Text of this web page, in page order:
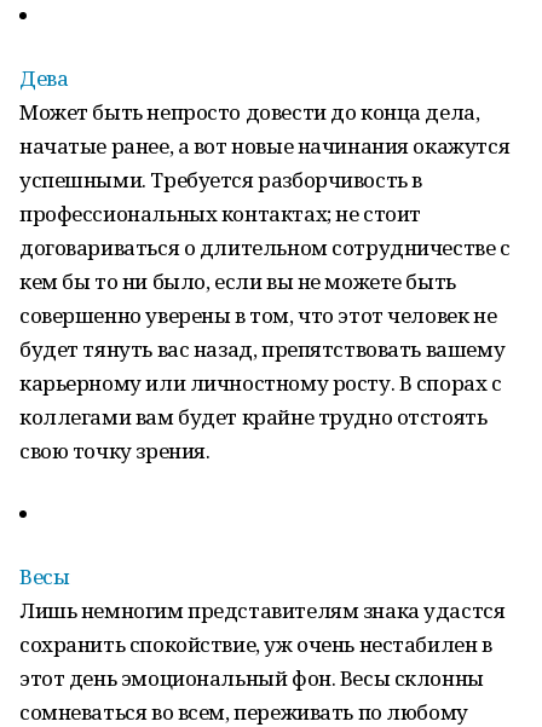
Дева
Может быть непросто довести до конца дела,
начатые ранее, а вот новые начинания окажутся
успешными. Требуется разборчивость в
профессиональных контактах; не стоит
договариваться о длительном сотрудничестве с
кем бы то ни было, если вы не можете быть
совершенно уверены в том, что этот человек не
будет тянуть вас назад, препятствовать вашему
карьерному или личностному росту. В спорах с
коллегами вам будет крайне трудно отстоять
свою точку зрения.
Весы
Лишь немногим представителям знака удастся
сохранить спокойствие, уж очень нестабилен в
этот день эмоциональный фон. Весы склонны
сомневаться во всем, переживать по любому